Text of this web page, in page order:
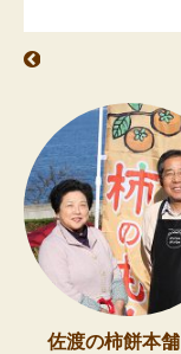
佐渡の柿餅本舗